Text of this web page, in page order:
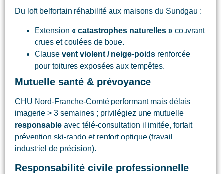
Du loft belfortain réhabilité aux maisons du Sundgau :
Extension « catastrophes naturelles » couvrant
crues et coulées de boue.
Clause vent violent / neige-poids renforcée
pour toitures exposées aux tempêtes.
Mutuelle santé & prévoyance
CHU Nord-Franche-Comté performant mais délais
imagerie > 3 semaines ; privilégiez une mutuelle
responsable avec télé-consultation illimitée, forfait
prévention ski-rando et renfort optique (travail
industriel de précision).
Responsabilité civile professionnelle